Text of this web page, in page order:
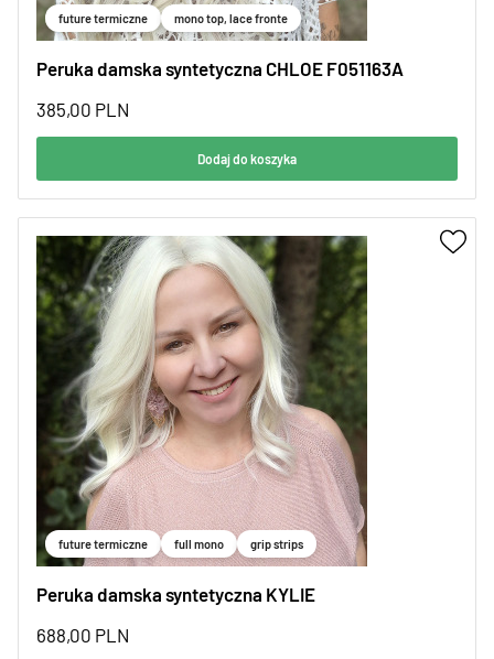
future termiczne mono top, lace fronte
Peruka damska syntetyczna CHLOE F051163A
385,00 PLN
Dodaj do koszyka
future termiczne full mono grip strips
Peruka damska syntetyczna KYLIE
688,00 PLN